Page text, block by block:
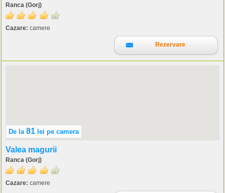
Ranca (Gorj)
Cazare: camere
Rezervare
De la 81 lei pe camera
Valea magurii
Ranca (Gorj)
Cazare: camere